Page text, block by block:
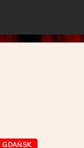
GDAŃSK